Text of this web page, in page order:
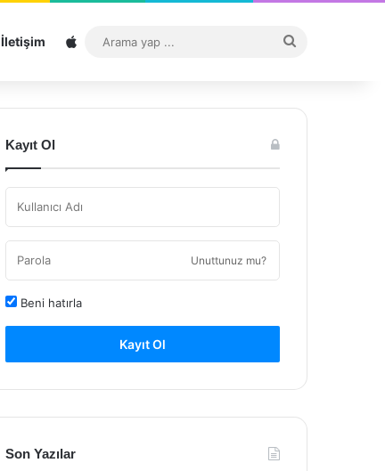
İletişim Sitemap
...
Kayıt Ol
Unuttunuz mu?
Beni hatırla
Kayıt Ol
Son Yazılar